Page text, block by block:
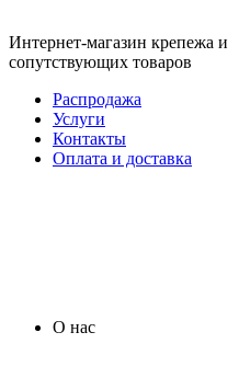
Интернет-магазин крепежа и
сопутствующих товаров
Распродажа
Услуги
Контакты
Оплата и доставка
О нас